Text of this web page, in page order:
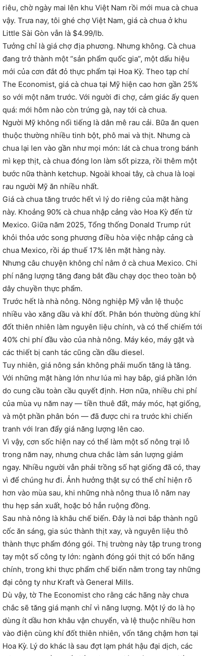
riêu, chờ ngày mai lên khu Việt Nam rồi mới mua cà chua
vậy. Trưa nay, tôi ghé chợ Việt Nam, giá cà chua ở khu
Little Sài Gòn vẫn là $4.99/lb.
Tưởng chỉ là giá chợ địa phương. Nhưng không. Cà chua
đang trở thành một “sản phẩm quốc gia”, một dấu hiệu
mới của cơn đắt đỏ thực phẩm tại Hoa Kỳ. Theo tạp chí
The Economist, giá cà chua tại Mỹ hiện cao hơn gần 25%
so với một năm trước. Với người đi chợ, cảm giác ấy quen
quá: mới hôm nào còn trứng gà, nay tới cà chua.
Người Mỹ không nổi tiếng là dân mê rau cải. Bữa ăn quen
thuộc thường nhiều tinh bột, phô mai và thịt. Nhưng cà
chua lại len vào gần như mọi món: lát cà chua trong bánh
mì kẹp thịt, cà chua đóng lon làm sốt pizza, rồi thêm một
bước nữa thành ketchup. Ngoài khoai tây, cà chua là loại
rau người Mỹ ăn nhiều nhất.
Giá cà chua tăng trước hết vì lý do riêng của mặt hàng
này. Khoảng 90% cà chua nhập cảng vào Hoa Kỳ đến từ
Mexico. Giữa năm 2025, Tổng thống Donald Trump rút
khỏi thỏa ước song phương điều hòa việc nhập cảng cà
chua Mexico, rồi áp thuế 17% lên mặt hàng này.
Nhưng câu chuyện không chỉ nằm ở cà chua Mexico. Chi
phí năng lượng tăng đang bắt đầu chạy dọc theo toàn bộ
dây chuyền thực phẩm.
Trước hết là nhà nông. Nông nghiệp Mỹ vẫn lệ thuộc
nhiều vào xăng dầu và khí đốt. Phân bón thường dùng khí
đốt thiên nhiên làm nguyên liệu chính, và có thể chiếm tới
40% chi phí đầu vào của nhà nông. Máy kéo, máy gặt và
các thiết bị canh tác cũng cần dầu diesel.
Tuy nhiên, giá nông sản không phải muốn tăng là tăng.
Với những mặt hàng lớn như lúa mì hay bắp, giá phần lớn
do cung cầu toàn cầu quyết định. Hơn nữa, nhiều chi phí
của mùa vụ năm nay — tiền thuê đất, máy móc, hạt giống,
và một phần phân bón — đã được chi ra trước khi chiến
tranh với Iran đẩy giá năng lượng lên cao.
Vì vậy, cơn sốc hiện nay có thể làm một số nông trại lỗ
trong năm nay, nhưng chưa chắc làm sản lượng giảm
ngay. Nhiều người vẫn phải trồng số hạt giống đã có, thay
vì để chúng hư đi. Ảnh hưởng thật sự có thể chỉ hiện rõ
hơn vào mùa sau, khi những nhà nông thua lỗ năm nay
thu hẹp sản xuất, hoặc bỏ hẳn ruộng đồng.
Sau nhà nông là khâu chế biến. Đây là nơi bắp thành ngũ
cốc ăn sáng, gia súc thành thịt xay, và nguyên liệu thô
thành thực phẩm đóng gói. Thị trường này tập trung trong
tay một số công ty lớn: ngành đóng gói thịt có bốn hãng
chính, trong khi thực phẩm chế biến nằm trong tay những
đại công ty như Kraft và General Mills.
Dù vậy, tờ The Economist cho rằng các hãng này chưa
chắc sẽ tăng giá mạnh chỉ vì năng lượng. Một lý do là họ
dùng ít dầu hơn khâu vận chuyển, và lệ thuộc nhiều hơn
vào điện cùng khí đốt thiên nhiên, vốn tăng chậm hơn tại
Hoa Kỳ. Lý do khác là sau đợt lạm phát hậu đại dịch, các